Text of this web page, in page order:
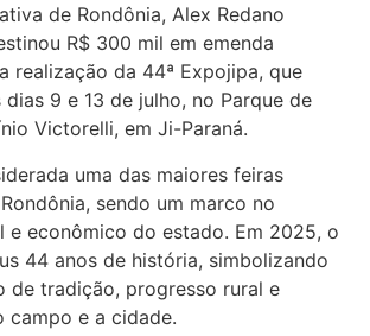
de Rondônia, Alex Redano
R$ 300 mil em emenda
realização da 44ª Expojipa, que
9 e 13 de julho, no Parque de
Victorelli, em Ji-Paraná.
uma das maiores feiras
sendo um marco no
e econômico do estado. Em 2025, o
44 anos de história, simbolizando
de tradição, progresso rural e
campo e a cidade.